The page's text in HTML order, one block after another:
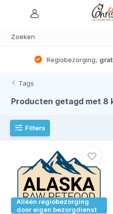
Regiobezorging,
Tags
Producten getagd met 8
Filters
Alléén regiobezorging
door eigen bezorgdienst